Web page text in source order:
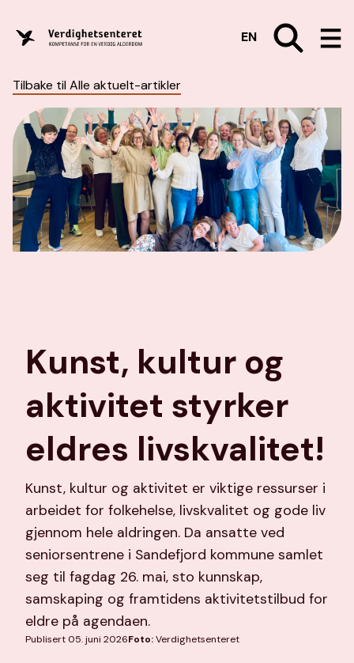
EN
Tilbake til Alle aktuelt-artikler
Kunst, kultur og
aktivitet styrker
eldres livskvalitet!
Kunst, kultur og aktivitet er viktige ressurser i
arbeidet for folkehelse, livskvalitet og gode liv
gjennom hele aldringen. Da ansatte ved
seniorsentrene i Sandefjord kommune samlet
seg til fagdag 26. mai, sto kunnskap,
samskaping og framtidens aktivitetstilbud for
eldre på agendaen.
Publisert 05. juni 2026Foto:Verdighetsenteret